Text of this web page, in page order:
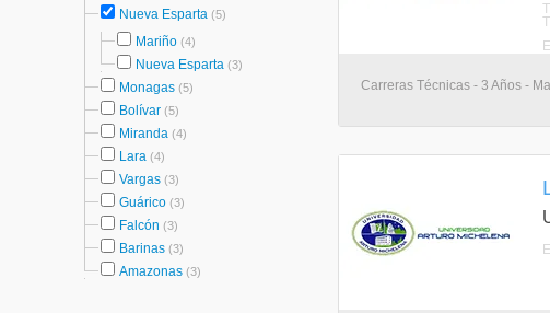
Nueva Esparta (5)
Mariño (4)
Nueva Esparta (3)
Monagas (5)
Bolívar (5)
Miranda (4)
Lara (4)
Vargas (3)
Guárico (3)
Falcón (3)
Barinas (3)
Amazonas (3)
Carreras Técnicas - 3 Años -